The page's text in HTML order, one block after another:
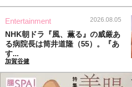
Entertainment 2026.08.05
NHK朝ドラ『風、薫る』の威厳あ
る病院長は筒井道隆（55）。『あ
す...
加賀谷健